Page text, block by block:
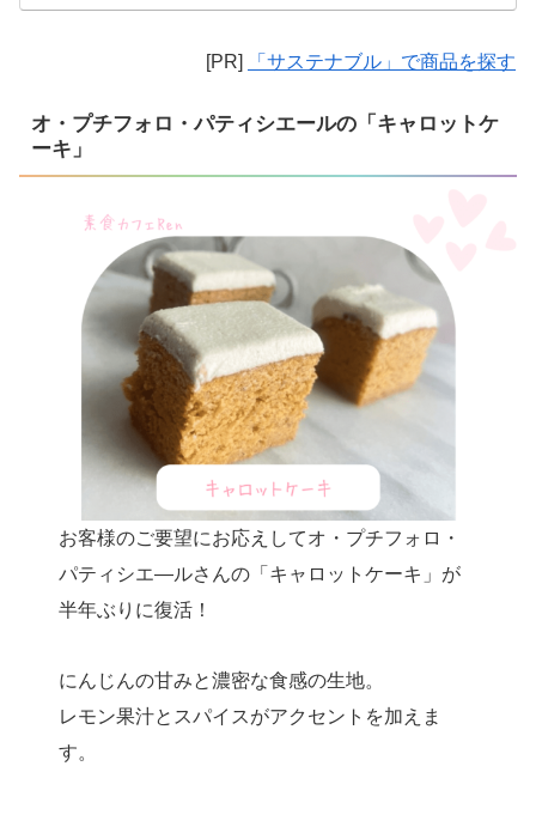
[PR] 「サステナブル」で商品を探す
オ・プチフォロ・パティシエールの「キャロットケ
ーキ」
お客様のご要望にお応えしてオ・プチフォロ・
パティシエ―ルさんの「キャロットケーキ」が
半年ぶりに復活！
にんじんの甘みと濃密な食感の生地。
レモン果汁とスパイスがアクセントを加えま
す。